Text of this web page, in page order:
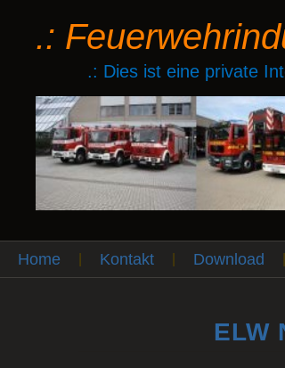
.:
.: Dies ist eine private
Home Kontakt Download
ELW